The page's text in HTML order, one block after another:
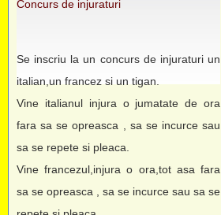
Concurs de injuraturi
Se inscriu la un concurs de injuraturi un
italian,un francez si un tigan.
Vine italianul injura o jumatate de ora
fara sa se opreasca , sa se incurce sau
sa se repete si pleaca.
Vine francezul,injura o ora,tot asa fara
sa se opreasca , sa se incurce sau sa se